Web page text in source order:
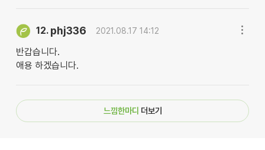
12. phj336 2021.08.17 14:12
반갑습니다.
애용 하겠습니다.
느낌한마디 더보기